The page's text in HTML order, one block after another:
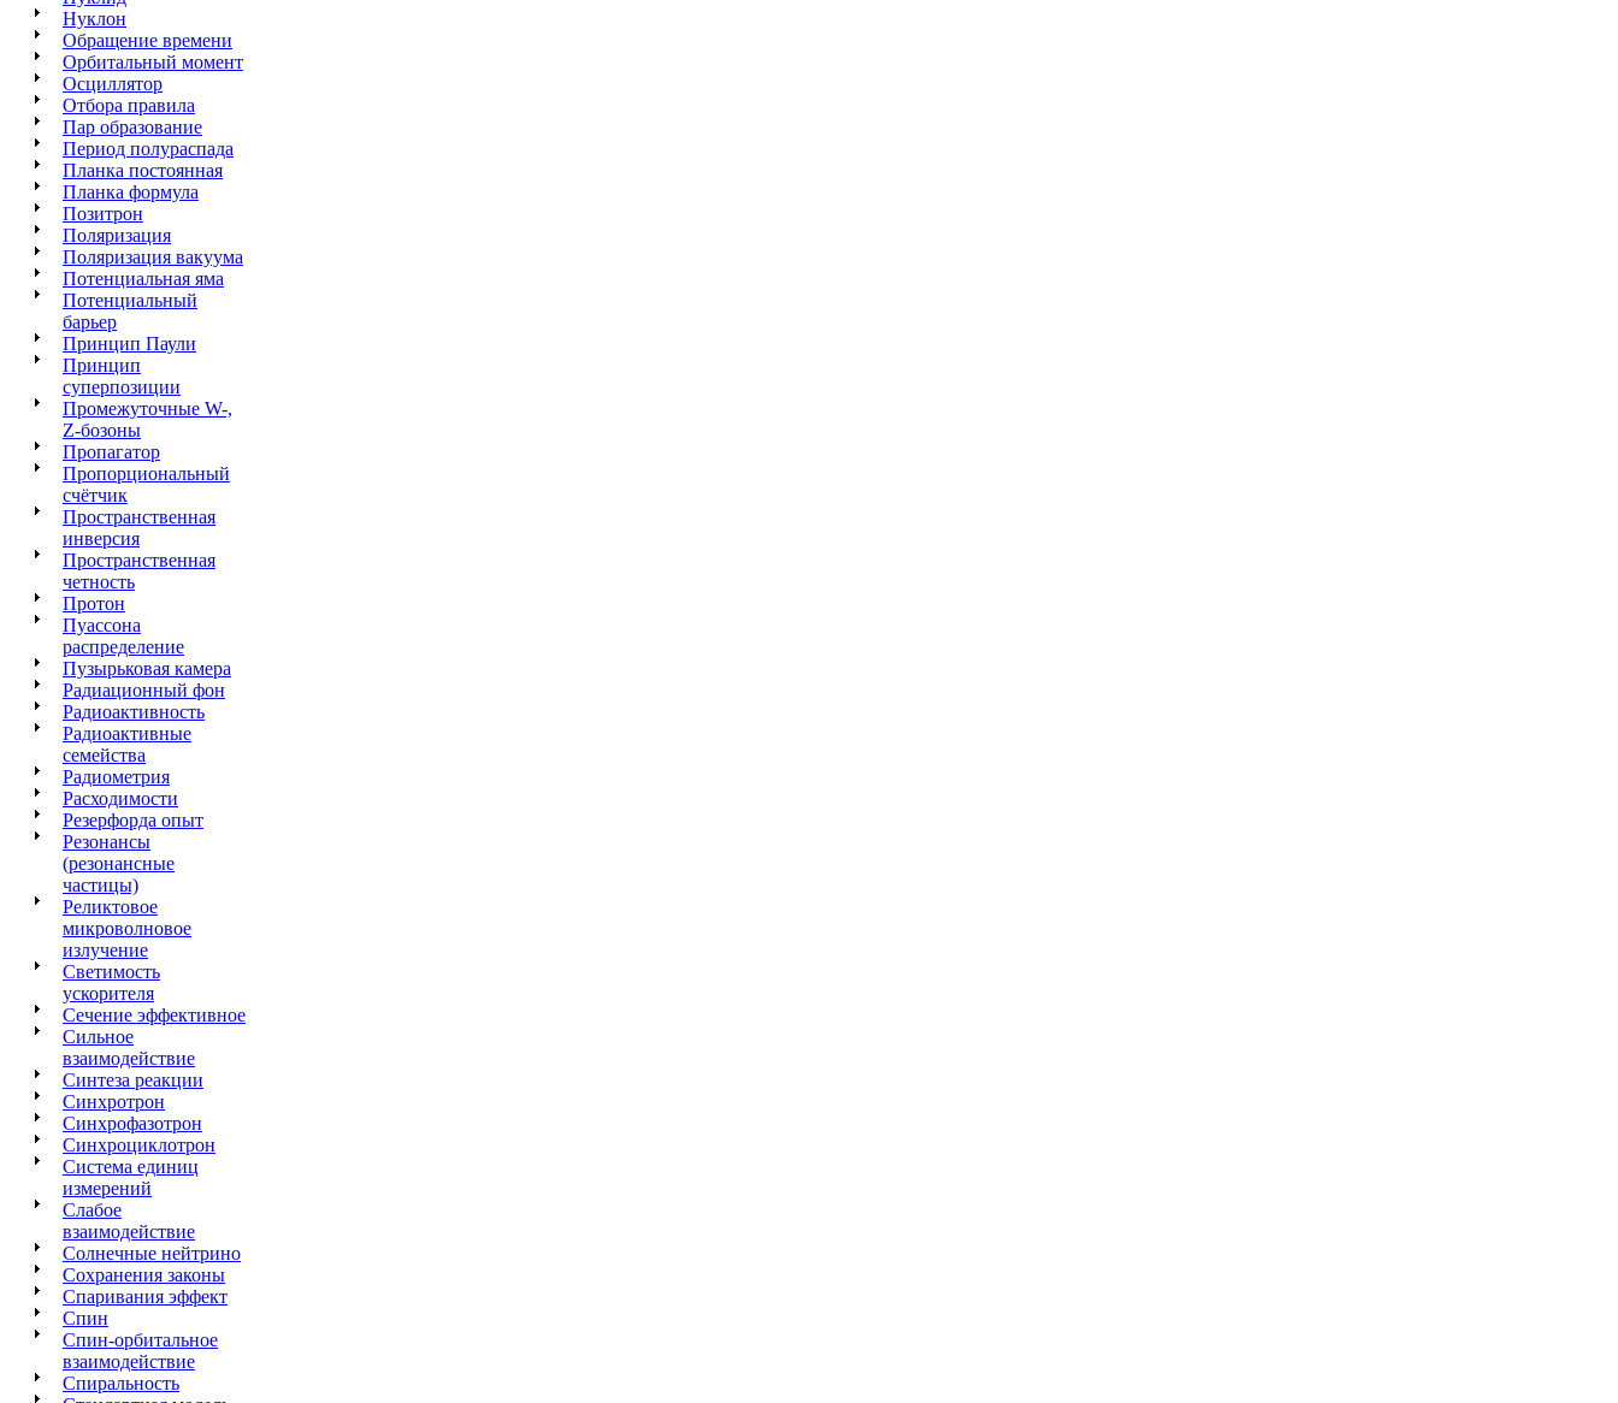
Нуклон
Обращение времени
Орбитальный момент
Осциллятор
Отбора правила
Пар образование
Период полураспада
Планка постоянная
Планка формула
Позитрон
Поляризация
Поляризация вакуума
Потенциальная яма
Потенциальный
барьер
Принцип Паули
Принцип
суперпозиции
Промежуточные W-,
Z-бозоны
Пропагатор
Пропорциональный
счётчик
Пространственная
инверсия
Пространственная
четность
Протон
Пуассона
распределение
Пузырьковая камера
Радиационный фон
Радиоактивность
Радиоактивные
семейства
Радиометрия
Расходимости
Резерфорда опыт
Резонансы
(резонансные
частицы)
Реликтовое
микроволновое
излучение
Светимость
ускорителя
Сечение эффективное
Сильное
взаимодействие
Синтеза реакции
Синхротрон
Синхрофазотрон
Синхроциклотрон
Система единиц
измерений
Слабое
взаимодействие
Солнечные нейтрино
Сохранения законы
Спаривания эффект
Спин
Спин-орбитальное
взаимодействие
Спиральность